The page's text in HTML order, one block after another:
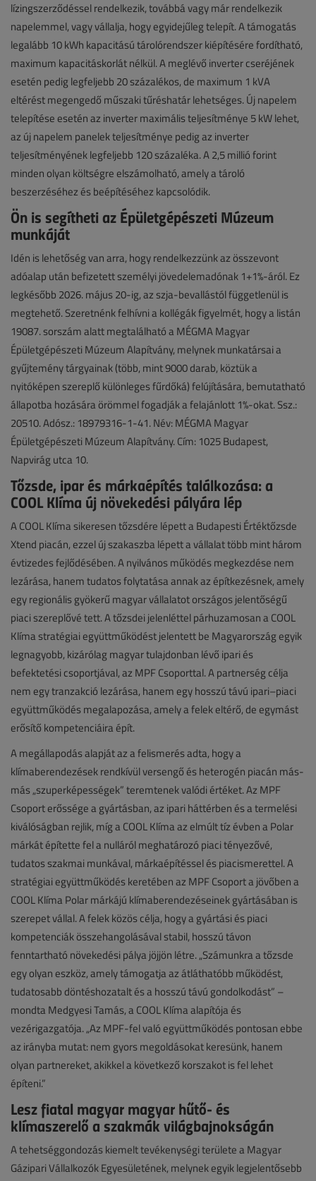
lízingszerződéssel rendelkezik, továbbá vagy már rendelkezik
napelemmel, vagy vállalja, hogy egyidejűleg telepít. A támogatás
legalább 10 kWh kapacitású tárolórendszer kiépítésére fordítható,
maximum kapacitáskorlát nélkül. A meglévő inverter cseréjének
esetén pedig legfeljebb 20 százalékos, de maximum 1 kVA
eltérést megengedő műszaki tűréshatár lehetséges. Új napelem
telepítése esetén az inverter maximális teljesítménye 5 kW lehet,
az új napelem panelek teljesítménye pedig az inverter
teljesítményének legfeljebb 120 százaléka. A 2,5 millió forint
minden olyan költségre elszámolható, amely a tároló
beszerzéséhez és beépítéséhez kapcsolódik.
Ön is segítheti az Épületgépészeti Múzeum
munkáját
Idén is lehetőség van arra, hogy rendelkezzünk az összevont
adóalap után befizetett személyi jövedelemadónak 1+1%-áról. Ez
legkésőbb 2026. május 20-ig, az szja-bevallástól függetlenül is
megtehető. Szeretnénk felhívni a kollégák figyelmét, hogy a listán
19087. sorszám alatt megtalálható a MÉGMA Magyar
Épületgépészeti Múzeum Alapítvány, melynek munkatársai a
gyűjtemény tárgyainak (több, mint 9000 darab, köztük a
nyitóképen szereplő különleges fűrdőká) felújítására, bemutatható
állapotba hozására örömmel fogadják a felajánlott 1%-okat. Ssz.:
20510. Adósz.: 18979316-1-41. Név: MÉGMA Magyar
Épületgépészeti Múzeum Alapítvány. Cím: 1025 Budapest,
Napvirág utca 10.
Tőzsde, ipar és márkaépítés találkozása: a
COOL Klíma új növekedési pályára lép
A COOL Klíma sikeresen tőzsdére lépett a Budapesti Értéktőzsde
Xtend piacán, ezzel új szakaszba lépett a vállalat több mint három
évtizedes fejlődésében. A nyilvános működés megkezdése nem
lezárása, hanem tudatos folytatása annak az építkezésnek, amely
egy regionális gyökerű magyar vállalatot országos jelentőségű
piaci szereplővé tett. A tőzsdei jelenléttel párhuzamosan a COOL
Klíma stratégiai együttműködést jelentett be Magyarország egyik
legnagyobb, kizárólag magyar tulajdonban lévő ipari és
befektetési csoportjával, az MPF Csoporttal. A partnerség célja
nem egy tranzakció lezárása, hanem egy hosszú távú ipari–piaci
együttműködés megalapozása, amely a felek eltérő, de egymást
erősítő kompetenciáira épít.
A megállapodás alapját az a felismerés adta, hogy a
klímaberendezések rendkívül versengő és heterogén piacán más-
más „szuperképességek” teremtenek valódi értéket. Az MPF
Csoport erőssége a gyártásban, az ipari háttérben és a termelési
kiválóságban rejlik, míg a COOL Klíma az elmúlt tíz évben a Polar
márkát építette fel a nulláról meghatározó piaci tényezővé,
tudatos szakmai munkával, márkaépítéssel és piacismerettel. A
stratégiai együttműködés keretében az MPF Csoport a jövőben a
COOL Klíma Polar márkájú klímaberendezéseinek gyártásában is
szerepet vállal. A felek közös célja, hogy a gyártási és piaci
kompetenciák összehangolásával stabil, hosszú távon
fenntartható növekedési pálya jöjjön létre. „Számunkra a tőzsde
egy olyan eszköz, amely támogatja az átláthatóbb működést,
tudatosabb döntéshozatalt és a hosszú távú gondolkodást” –
mondta Medgyesi Tamás, a COOL Klíma alapítója és
vezérigazgatója. „Az MPF-fel való együttműködés pontosan ebbe
az irányba mutat: nem gyors megoldásokat keresünk, hanem
olyan partnereket, akikkel a következő korszakot is fel lehet
építeni.”
Lesz fiatal magyar magyar hűtő- és
klímaszerelő a szakmák világbajnokságán
A tehetséggondozás kiemelt tevékenységi területe a Magyar
Gázipari Vállalkozók Egyesületének, melynek egyik legjelentősebb